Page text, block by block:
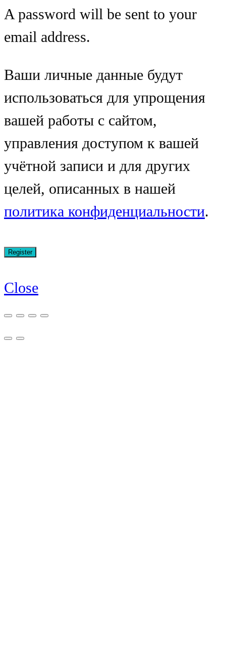
A password will be sent to your
email address.
Ваши личные данные будут
использоваться для упрощения
вашей работы с сайтом,
управления доступом к вашей
учётной записи и для других
целей, описанных в нашей
политика конфиденциальности.
Close